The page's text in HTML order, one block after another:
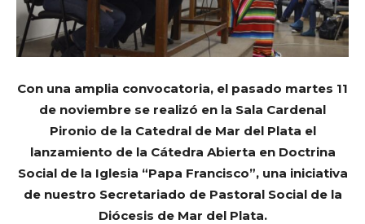
Con una amplia convocatoria, el pasado martes 11
de noviembre se realizó en la Sala Cardenal
Pironio de la Catedral de Mar del Plata el
lanzamiento de la Cátedra Abierta en Doctrina
Social de la Iglesia “Papa Francisco”, una iniciativa
de nuestro Secretariado de Pastoral Social de la
Diócesis de Mar del Plata.